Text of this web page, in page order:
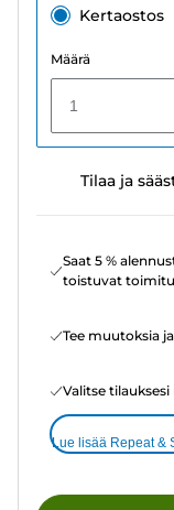
Kertaostos
Määrä
1
Tilaa ja
Saat 5 %
toistuvat
Tee muutoksia
Valitse
Lue lisää Repeat &